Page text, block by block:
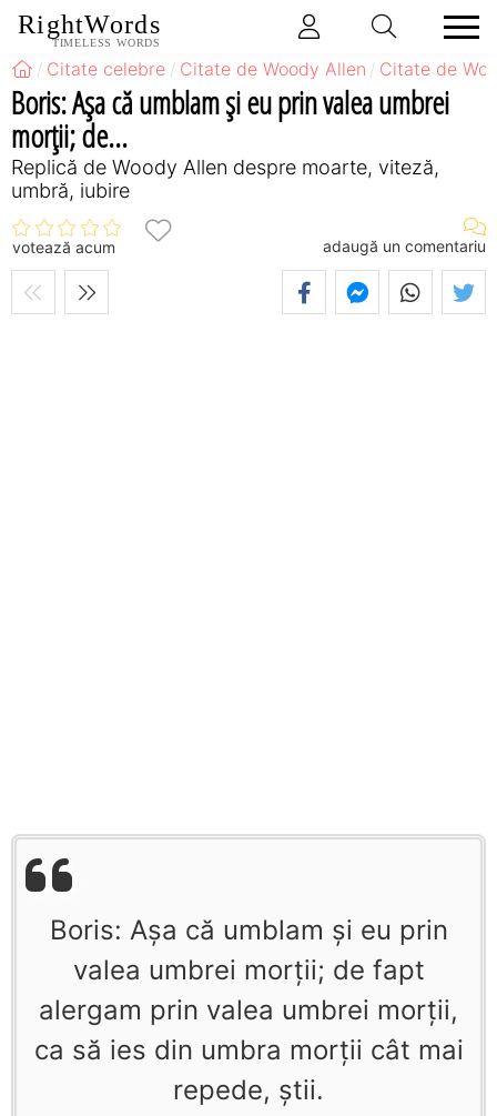
RightWords
TIMELESS WORDS
Citate celebre Citate de Woody Allen Citate de
Boris: Aşa că umblam şi eu prin valea umbrei
morţii; de...
Replică de Woody Allen despre moarte, viteză,
umbră, iubire
votează acum adaugă un comentariu
Boris: Aşa că umblam şi eu prin
valea umbrei morţii; de fapt
alergam prin valea umbrei morţii,
ca să ies din umbra morţii cât mai
repede, ştii.